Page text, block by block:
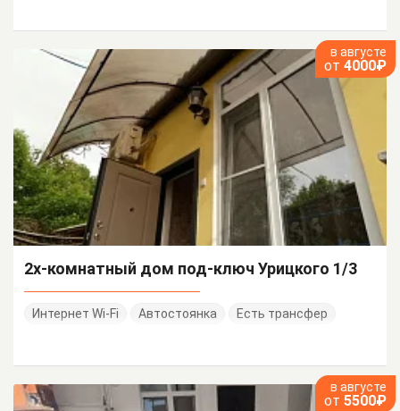
в августе
от 4000₽
2х-комнатный дом под-ключ Урицкого 1/3
Интернет Wi-Fi Автостоянка Есть трансфер
в августе
от 5500₽